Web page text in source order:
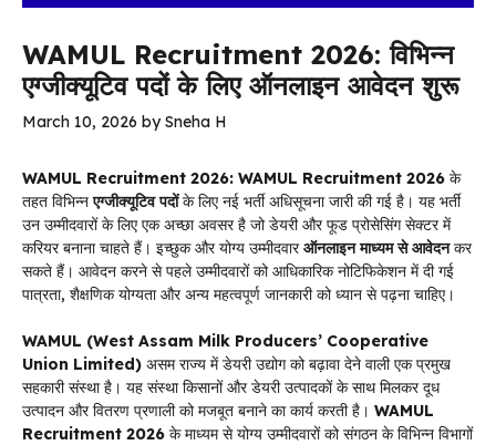
WAMUL Recruitment 2026: विभिन्न
एग्जीक्यूटिव पदों के लिए ऑनलाइन आवेदन शुरू
March 10, 2026 bySneha H
WAMUL Recruitment 2026: WAMUL Recruitment 2026 के
तहत विभिन्नएग्जीक्यूटिव पदोंके लिए नई भर्ती अधिसूचना जारी की गई है। यह भर्ती
उन उम्मीदवारों के लिए एक अच्छा अवसर है जो डेयरी और फूड प्रोसेसिंग सेक्टर में
करियर बनाना चाहते हैं। इच्छुक और योग्य उम्मीदवारऑनलाइन माध्यम से आवेदनकर
सकते हैं। आवेदन करने से पहले उम्मीदवारों को आधिकारिक नोटिफिकेशन में दी गई
पात्रता, शैक्षणिक योग्यता और अन्य महत्वपूर्ण जानकारी को ध्यान से पढ़ना चाहिए।
WAMUL (West Assam Milk Producers’ Cooperative
Union Limited) असम राज्य में डेयरी उद्योग को बढ़ावा देने वाली एक प्रमुख
सहकारी संस्था है। यह संस्था किसानों और डेयरी उत्पादकों के साथ मिलकर दूध
उत्पादन और वितरण प्रणाली को मजबूत बनाने का कार्य करती है। WAMUL
Recruitment 2026 के माध्यम से योग्य उम्मीदवारों को संगठन के विभिन्न विभागों